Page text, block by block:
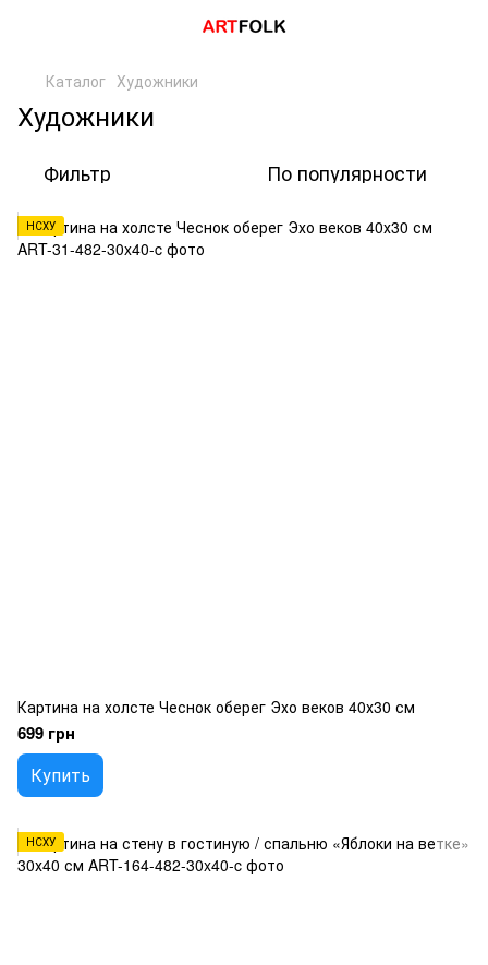
Каталог Художники
Художники
Фильтр По популярности
НСХУ
Картина на холсте Чеснок оберег Эхо веков 40х30 см
699 грн
Купить
НСХУ